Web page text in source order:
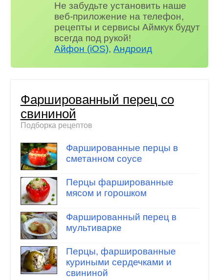
Не забудьте установить наше
веб-приложение на телефон,
рецепты и сервисы Аймкук будут
всегда под рукой!
Айфон (iOS),Андроид
Фаршированный перец со
свининой
Подборка рецептов
Фаршированные перцы в
сметанном соусе
Перцы фаршированные
мясом и горошком
Фаршированный перец в
мультиварке
Перцы, фаршированные
куриными сердечками и
свининой